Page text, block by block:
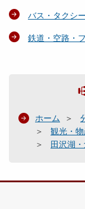
バス・タクシー
鉄道・空路・
ホーム
観光・
田沢湖